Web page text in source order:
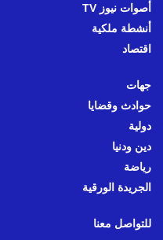
أصوات نيوز TV
أنشطة ملكية
اقتصاد
جهات
حوادث وقضايا
دولية
دين ودنيا
رياضة
الجريدة الورقية
للتواصل معنا